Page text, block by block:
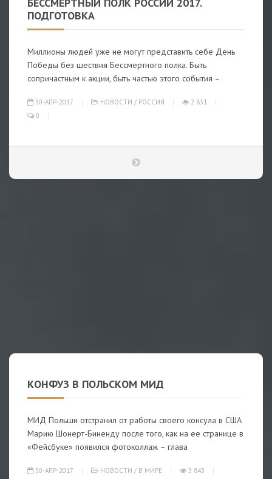
БЕССМЕРТНЫЙ ПОЛК РОССИИ 2017.
ПОДГОТОВКА
Миллионы людей уже не могут представить себе День
Победы без шествия Бессмертного полка. Быть
сопричастным к акции, быть частью этого события –
30-АПР-2017 НОВОСТИ / РОССИЯ
2 831
0
КОНФУЗ В ПОЛЬСКОМ МИД
МИД Польши отстранил от работы своего консула в США
Марию Шонерт-Биненду после того, как на ее странице в
«Фейсбуке» появился фотоколлаж – глава
30-АПР-2017 НОВОСТИ / В МИРЕ
3 843